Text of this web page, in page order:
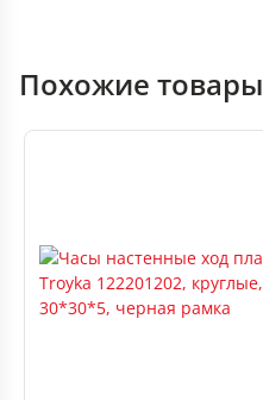
Похожие товары